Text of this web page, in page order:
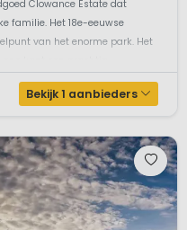
Clowance Estate dat
familie. Het 18e-eeuwse
van het enorme park. Het
Bekijk 1 aanbieders